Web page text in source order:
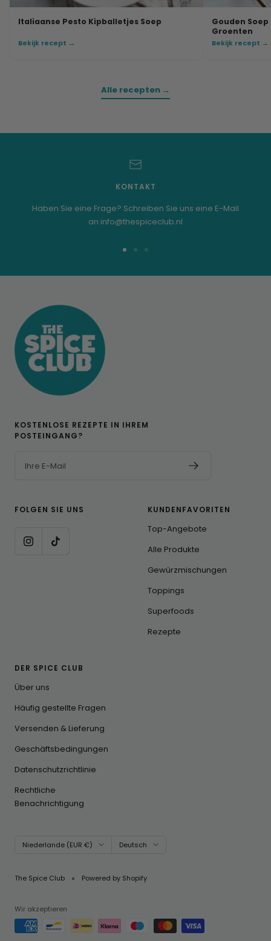
Italiaanse Pesto Kipballetjes Soep
Bekijk recept →
Gouden
Groenten
Bekijk recept →
Alle recepten →
KONTAKT
Haben Sie eine Frage? Schreiben Sie uns eine E-Mail
an info@thespiceclub.nl
Zur Zur Zur
KOSTENLOSE REZEPTE IN IHREM
POSTEINGANG?
Ihre E-Mail
FOLGEN SIE UNS KUNDENFAVORITEN
Top-Angebote
Alle Produkte
Gewürzmischungen
Toppings
Superfoods
Rezepte
DER SPICE CLUB
Über uns
Häufig gestellte Fragen
Versenden & Lieferung
Geschäftsbedingungen
Datenschutzrichtlinie
Rechtliche
Benachrichtigung
Land/Region
Niederlande (EUR €) Sprache
Deutsch
The Spice Club Powered by Shopify
Wir akzeptieren